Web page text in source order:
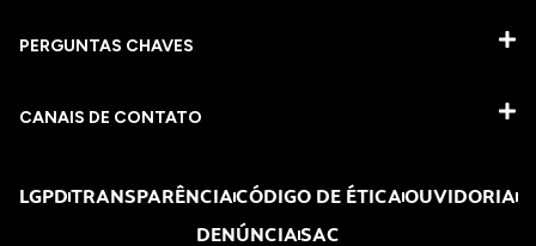
PERGUNTAS CHAVES​
CANAIS DE CONTATO
LGPDTRANSPARÊNCIACÓDIGO DE ÉTICAOUVIDORIA
DENÚNCIASAC